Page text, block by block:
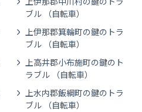
ブル （自転車）
上伊那郡箕輪町の鍵のトラ
ブル （自転車）
上高井郡小布施町の鍵のト
ラブル （自転車）
上水内郡飯綱町の鍵のトラ
ブル （自転車）